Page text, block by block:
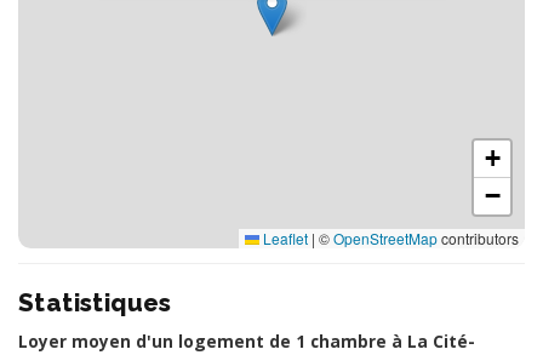
+
−
Leaflet | ©OpenStreetMapcontributors
Statistiques
Loyer moyen d'un logement de 1 chambre à La Cité-